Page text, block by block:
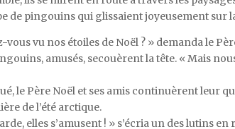
de pingouins qui glissaient joyeusement sur
vous vu nos étoiles de Noël ? » demanda le
amusés, secouèrent la tête. « Mais
le Père Noël et ses amis continuèrent leur
de l’été arctique.
elles s’amusent ! » s’écria un des lutins en